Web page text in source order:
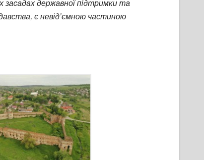
засадах державної підтримки та
є невід’ємною частиною